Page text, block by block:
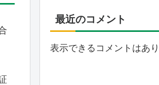
最近のコメント
表示できるコメントはあり